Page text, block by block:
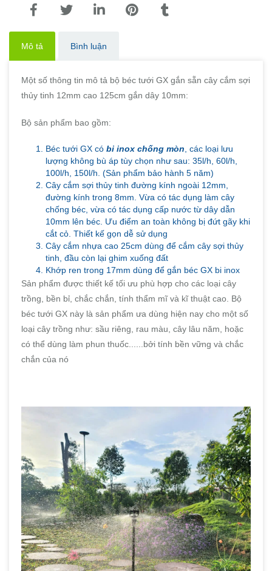
Mô tả Bình luận
Một số thông tin mô tả bộ béc tưới GX gắn sẵn cây cắm sợi
thủy tinh 12mm cao 125cm gắn dây 10mm:
Bộ sản phẩm bao gồm:
Béc tưới GX có bi inox chống mòn, các loại lưu
lượng không bù áp tùy chọn như sau: 35l/h, 60l/h,
100l/h, 150l/h. (Sản phẩm bảo hành 5 năm)
Cây cắm sợi thủy tinh đường kính ngoài 12mm,
đường kính trong 8mm. Vừa có tác dụng làm cây
chống béc, vừa có tác dụng cấp nước từ dây dẫn
10mm lên béc. Ưu điểm an toàn không bị đứt gãy khi
cắt cỏ. Thiết kế gọn dễ sử dụng
Cây cắm nhựa cao 25cm dùng để cắm cây sợi thủy
tinh, đầu còn lại ghim xuống đất
Khớp ren trong 17mm dùng để gắn béc GX bi inox
Sản phẩm được thiết kế tối ưu phù hợp cho các loại cây
trồng, bền bỉ, chắc chắn, tính thẩm mĩ và kĩ thuật cao. Bộ
béc tưới GX này là sản phẩm ưa dùng hiện nay cho một số
loại cây trồng như: sầu riêng, rau màu, cây lâu năm, hoặc
có thể dùng làm phun thuốc......bởi tính bền vững và chắc
chắn của nó